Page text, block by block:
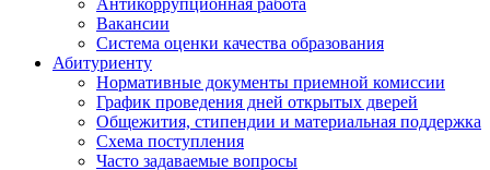
Антикоррупционная работа
Вакансии
Система оценки качества образования
Абитуриенту
Нормативные документы приемной комиссии
График проведения дней открытых дверей
Общежития, стипендии и материальная поддержка
Схема поступления
Часто задаваемые вопросы